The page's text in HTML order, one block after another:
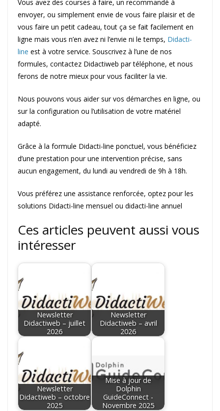
Vous avez des courses à faire, un recommandé à
envoyer, ou simplement envie de vous faire plaisir et de
vous faire un petit cadeau, tout ça se fait facilement en
ligne mais vous n’en avez ni l’envie ni le temps, Didacti-
line est à votre service. Souscrivez à l’une de nos
formules, contactez Didactiweb par téléphone, et nous
ferons de notre mieux pour vous faciliter la vie.
Nous pouvons vous aider sur vos démarches en ligne, ou
sur la configuration ou l’utilisation de votre matériel
adapté.
Grâce à la formule Didacti-line ponctuel, vous bénéficiez
d’une prestation pour une intervention précise, sans
aucun engagement, du lundi au vendredi de 9h à 18h.
Vous préférez une assistance renforcée, optez pour les
solutions Didacti-line mensuel ou didacti-line annuel
Ces articles peuvent aussi vous
intéresser
Newsletter
Didactiweb – juillet
2026
Newsletter
Didactiweb – avril
2026
Newsletter
Didactiweb – octobre
2025
Mise à jour de
Dolphin
GuideConnect -
Novembre 2025